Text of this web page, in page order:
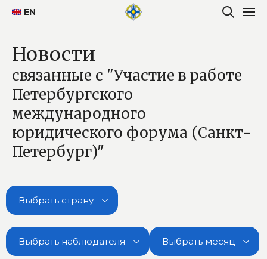
EN
Новости
связанные с "Участие в работе
Петербургского
международного
юридического форума (Санкт-
Петербург)"
Выбрать страну
Выбрать наблюдателя Выбрать месяц